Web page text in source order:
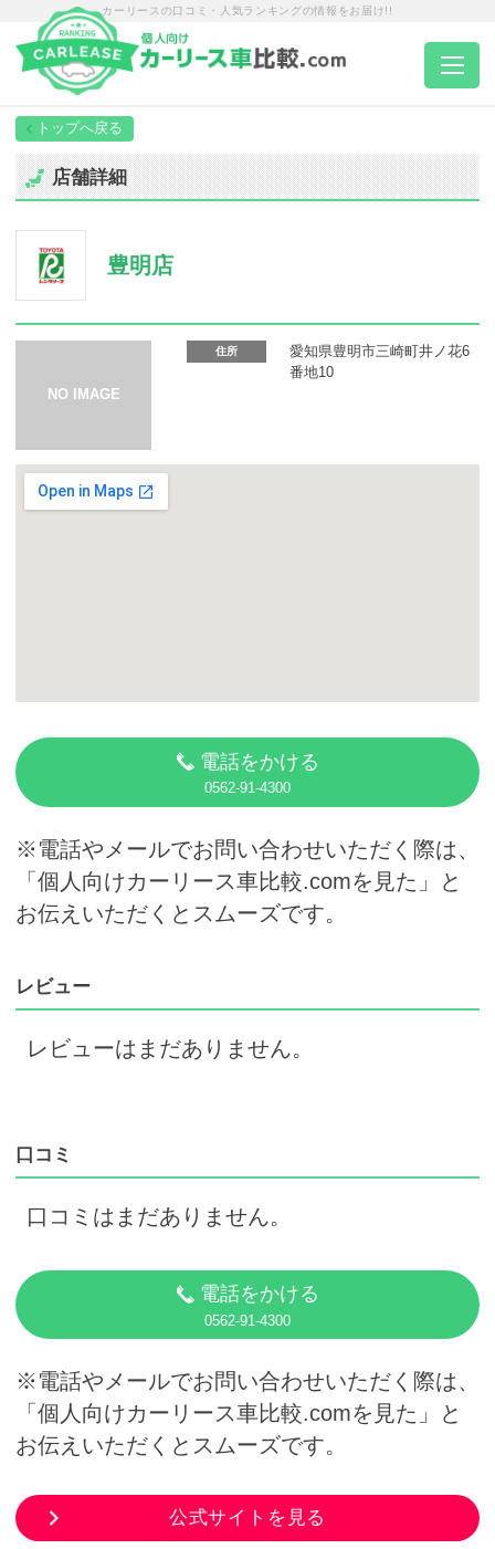
カーリースの口コミ・人気ランキングの情報をお届け!!
トップページ
エリア別ランキング
カーリース体験談
店舗詳細
豊明店
住所
愛知県豊明市三崎町井ノ花6
番地10
電話をかける
0562-91-4300
※電話やメールでお問い合わせいただく際は、
「個人向けカーリース車比較.comを見た」と
お伝えいただくとスムーズです。
レビュー
レビューはまだありません。
口コミ
口コミはまだありません。
電話をかける
0562-91-4300
※電話やメールでお問い合わせいただく際は、
「個人向けカーリース車比較.comを見た」と
お伝えいただくとスムーズです。
公式サイトを見る